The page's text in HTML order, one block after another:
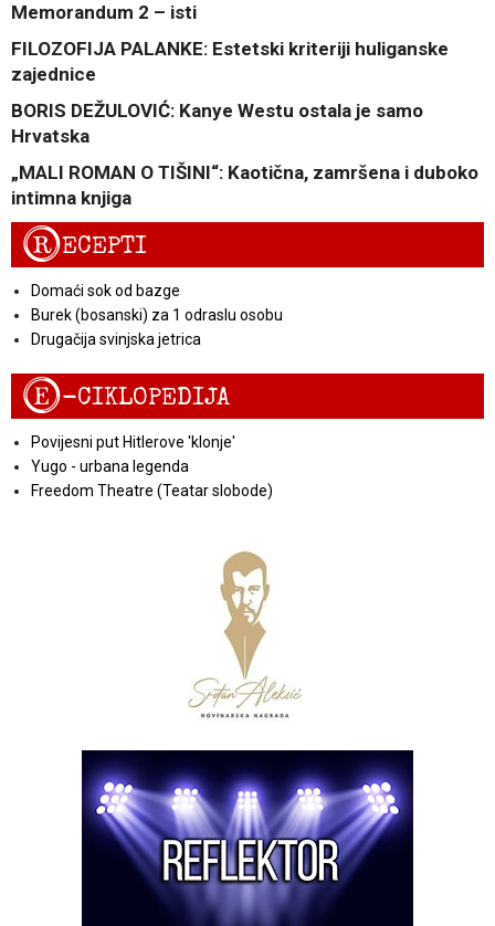
Memorandum 2 – isti
FILOZOFIJA PALANKE: Estetski kriteriji huliganske
zajednice
BORIS DEŽULOVIĆ: Kanye Westu ostala je samo
Hrvatska
„MALI ROMAN O TIŠINI“: Kaotična, zamršena i duboko
intimna knjiga
RECEPTI
Domaći sok od bazge
Burek (bosanski) za 1 odraslu osobu
Drugačija svinjska jetrica
E-CIKLOPEDIJA
Povijesni put Hitlerove 'klonje'
Yugo - urbana legenda
Freedom Theatre (Teatar slobode)